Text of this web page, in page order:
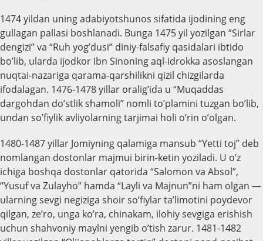
1474 yildan uning adabiyotshunos sifatida ijodining eng
gullagan pallasi boshlanadi. Bunga 1475 yil yozilgan “Sirlar
dengizi” va “Ruh yog’dusi” diniy-falsafiy qasidalari ibtido
bo’lib, ularda ijodkor Ibn Sinoning aql-idrokka asoslangan
nuqtai-nazariga qarama-qarshilikni qizil chizgilarda
ifodalagan. 1476-1478 yillar oralig’ida u “Muqaddas
dargohdan do’stlik shamoli” nomli to’plamini tuzgan bo’lib,
undan so’fiylik avliyolarning tarjimai holi o’rin o’olgan.
1480-1487 yillar Jomiyning qalamiga mansub “Yetti toj” deb
nomlangan dostonlar majmui birin-ketin yoziladi. U o’z
ichiga boshqa dostonlar qatorida “Salomon va Absol”,
“Yusuf va Zulayho” hamda “Layli va Majnun”ni ham olgan —
ularning sevgi negiziga shoir so’fiylar ta’limotini poydevor
qilgan, ze’ro, unga ko’ra, chinakam, ilohiy sevgiga erishish
uchun shahvoniy maylni yengib o’tish zarur. 1481-1482